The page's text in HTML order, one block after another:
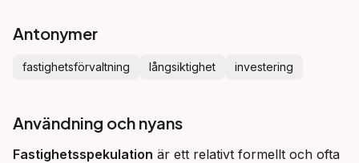
Antonymer
fastighetsförvaltning långsiktighet investering
Användning och nyans
Fastighetsspekulation är ett relativt formellt och ofta